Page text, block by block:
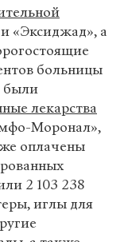
«Эксиджад», а
больницы
были
лекарства
Моронал»,
оплачены
2 103 238
иглы для